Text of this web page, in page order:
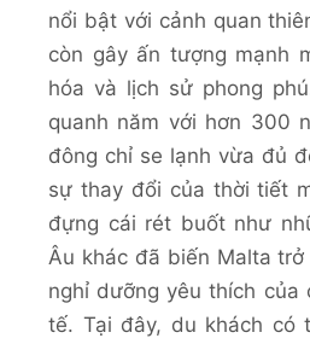
nổi bật với cảnh quan
còn gây ấn tượng mạnh
hóa và lịch sử phong
quanh năm với hơn 300
đông chỉ se lạnh vừa đủ
sự thay đổi của thời tiết
đựng cái rét buốt như
Âu khác đã biến Malta
nghỉ dưỡng yêu thích của
tế. Tại đây, du khách có